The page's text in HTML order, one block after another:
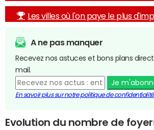
Les villes où l'on paye le plus
A ne pas manquer
Recevez nos astuces et bons plans
mail.
Je
En savoir plus sur notre politique de confidentialité
Evolution du nombre de